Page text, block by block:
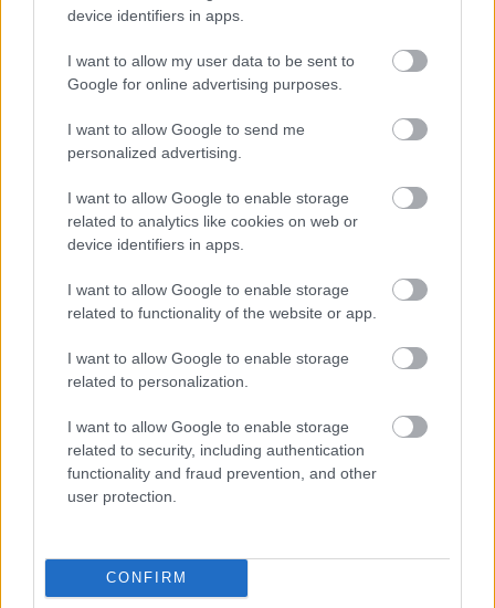
device identifiers in apps.
I want to allow my user data to be sent to
Google for online advertising purposes.
I want to allow Google to send me
personalized advertising.
I want to allow Google to enable storage
related to analytics like cookies on web or
device identifiers in apps.
I want to allow Google to enable storage
related to functionality of the website or app.
I want to allow Google to enable storage
related to personalization.
I want to allow Google to enable storage
related to security, including authentication
functionality and fraud prevention, and other
user protection.
CONFIRM
Su gran efectividad en todo lo que hace es la principal
razón de que Malsa lleve siete jornadas consecutivas
inicial a la nota 7.0 o 7.1 en SofaScore, notas que dan esa
puntuación (7.0-7.5 son 6 puntos). En 5 de los 9 partidos